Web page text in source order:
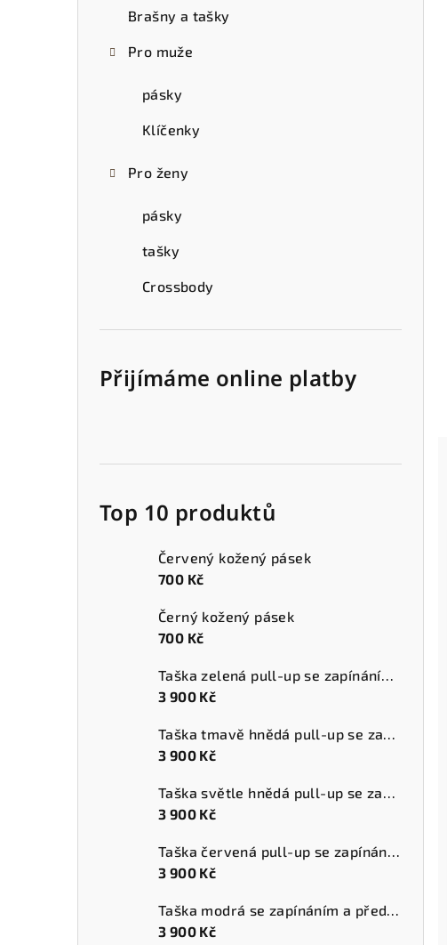
Brašny a tašky
Pro muže
pásky
Klíčenky
Pro ženy
pásky
tašky
Crossbody
Přijímáme online platby
Top 10 produktů
Červený kožený pásek
700 Kč
Černý kožený pásek
700 Kč
Taška zelená pull-up se zapínáním a přední kapsou
3 900 Kč
Taška tmavě hnědá pull-up se zapínáním a přední kapsou
3 900 Kč
Taška světle hnědá pull-up se zapínáním a přední kapsou
3 900 Kč
Taška červená pull-up se zapínáním a přední kapsou
3 900 Kč
Taška modrá se zapínáním a přední kapsou
3 900 Kč